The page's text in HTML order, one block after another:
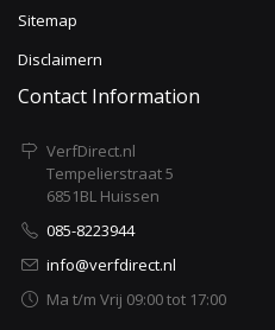
Sitemap
Disclaimern
Contact Information
VerfDirect.nl
Tempelierstraat 5
6851BL Huissen
085-8223944
info@verfdirect.nl
Ma t/m Vrij 09:00 tot 17:00